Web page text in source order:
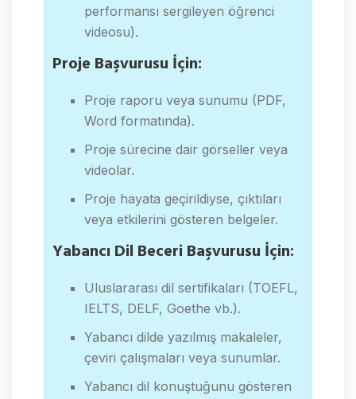
performansı sergileyen öğrenci
videosu).
Proje Başvurusu İçin:
Proje raporu veya sunumu (PDF,
Word formatında).
Proje sürecine dair görseller veya
videolar.
Proje hayata geçirildiyse, çıktıları
veya etkilerini gösteren belgeler.
Yabancı Dil Beceri Başvurusu İçin:
Uluslararası dil sertifikaları (TOEFL,
IELTS, DELF, Goethe vb.).
Yabancı dilde yazılmış makaleler,
çeviri çalışmaları veya sunumlar.
Yabancı dil konuştuğunu gösteren